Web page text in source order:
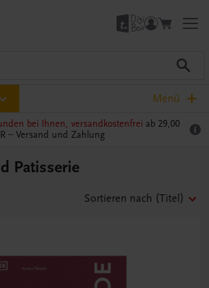
Menü
bei Ihnen, versandkostenfrei ab 29,00
– Versand und Zahlung
Patisserie
Sortieren nach (Titel)